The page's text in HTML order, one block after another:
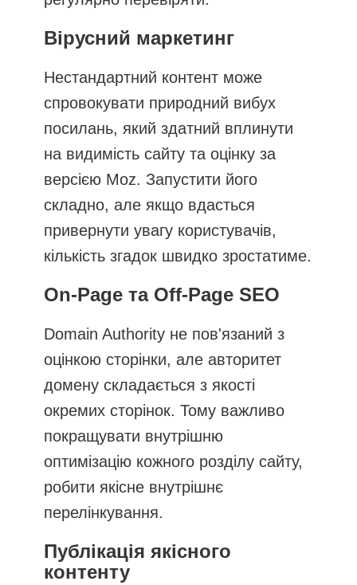
Вірусний маркетинг
Нестандартний контент може
спровокувати природний вибух
посилань, який здатний вплинути
на видимість сайту та оцінку за
версією Moz. Запустити його
складно, але якщо вдасться
привернути увагу користувачів,
кількість згадок швидко зростатиме.
On-Page та Off-Page SEO
Domain Authority не пов'язаний з
оцінкою сторінки, але авторитет
домену складається з якості
окремих сторінок. Тому важливо
покращувати внутрішню
оптимізацію кожного розділу сайту,
робити якісне внутрішнє
перелінкування.
Публікація якісного
контенту